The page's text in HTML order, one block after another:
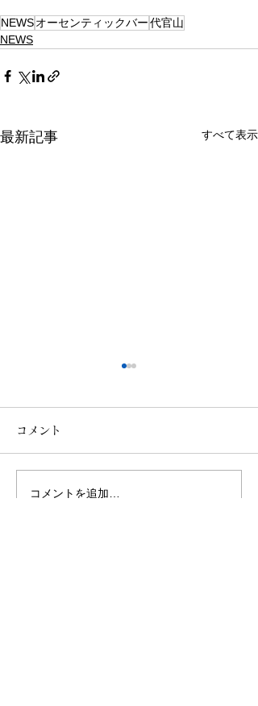
NEWSオーセンティックバー代官山
NEWS
最新記事 すべて表示
【更新情報】BAR
コメント
コメントを追加…